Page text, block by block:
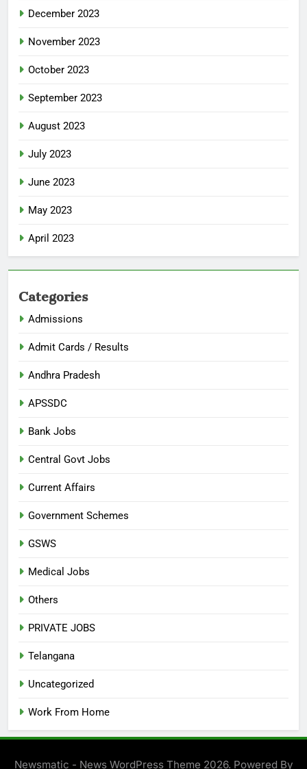
December 2023
November 2023
October 2023
September 2023
August 2023
July 2023
June 2023
May 2023
April 2023
Categories
Admissions
Admit Cards / Results
Andhra Pradesh
APSSDC
Bank Jobs
Central Govt Jobs
Current Affairs
Government Schemes
GSWS
Medical Jobs
Others
PRIVATE JOBS
Telangana
Uncategorized
Work From Home
Newsmatic - News WordPress Theme 2026. Powered By